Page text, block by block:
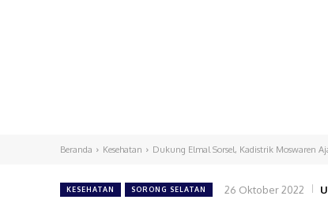
Beranda Kesehatan Dukung Elmal Sorsel, Kadistrik Moswaren
KESEHATAN SORONG SELATAN 26 Oktober 2022